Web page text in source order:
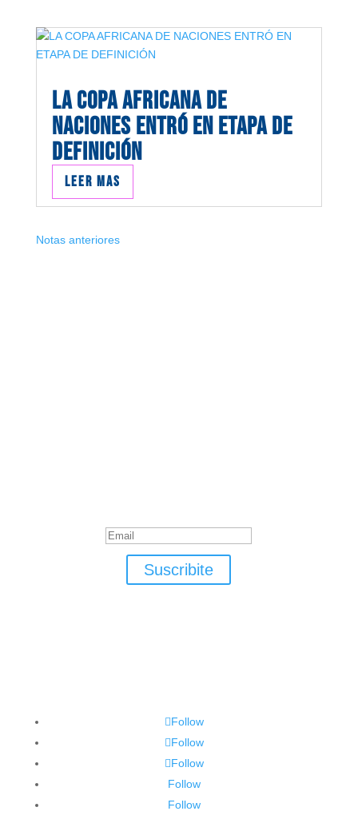
LA COPA AFRICANA DE
NACIONES ENTRÓ EN ETAPA DE
DEFINICIÓN
Leer mas
Notas anteriores
Suscribite
Follow
Follow
Follow
Follow
Follow